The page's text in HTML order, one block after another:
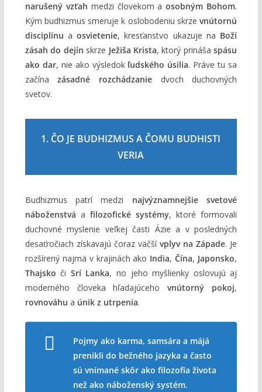
narušený vzťah medzi človekom aosobným Bohom.
Kým budhizmus smeruje k oslobodeniu skrzevnútornú
disciplínu aosvietenie, kresťanstvo ukazuje na Boží
zásah do dejín skrze Ježiša Krista, ktorý prinášaspásu
ako dar, nie ako výsledok ľudského úsilia. Práve tu sa
začínazásadné rozchádzanie dvoch duchovných
svetov.
1. ČO JE BUDHIZMUS A ČOMU BUDHISTI
VERIA
Budhizmus patrí medzi najvýznamnejšie svetové
náboženstvá a filozofické systémy, ktoré formovali
duchovné myslenie veľkej časti Ázie a v posledných
desaťročiach získavajú čoraz väčšívplyv na Západe. Je
rozšírený najmä v krajinách ako India,Čína, Japonsko,
Thajsko či Srí Lanka, no jeho myšlienky oslovujú aj
moderného človeka hľadajúcehovnútorný pokoj,
rovnováhu a únik z utrpenia.
Pojmy ako karma, samsára a májá
prenikli do bežného jazyka a často
sú vnímané skôr ako filozofia života
než ako náboženský systém.